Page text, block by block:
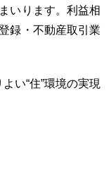
いります。利益相
録・不動産取引業
い“住”環境の実現